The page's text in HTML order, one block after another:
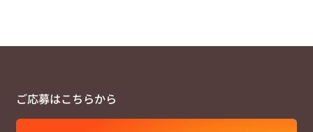
ご応募はこちらから